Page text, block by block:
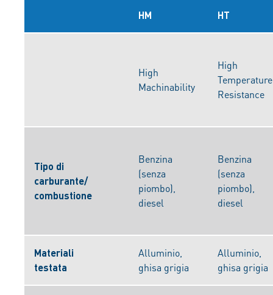
HM HT
High
Machinability
High
Resistance
Tipo di
carburante/
combustione
Benzina
(senza
piombo),
diesel
Benzina
(senza
piombo),
diesel
Materiali
testata
Alluminio,
ghisa grigia
Alluminio,
ghisa grigia